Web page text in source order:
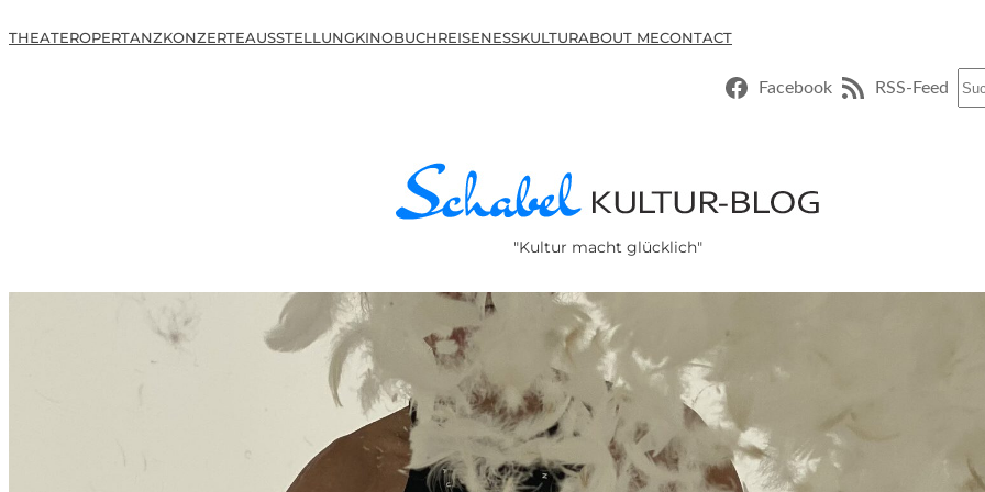
THEATEROPERTANZKONZERTEAUSSTELLUNGKINOBUCHREISENESSKULTURABOUT MECONTACT
Facebook RSS-Feed
"Kultur macht glücklich"